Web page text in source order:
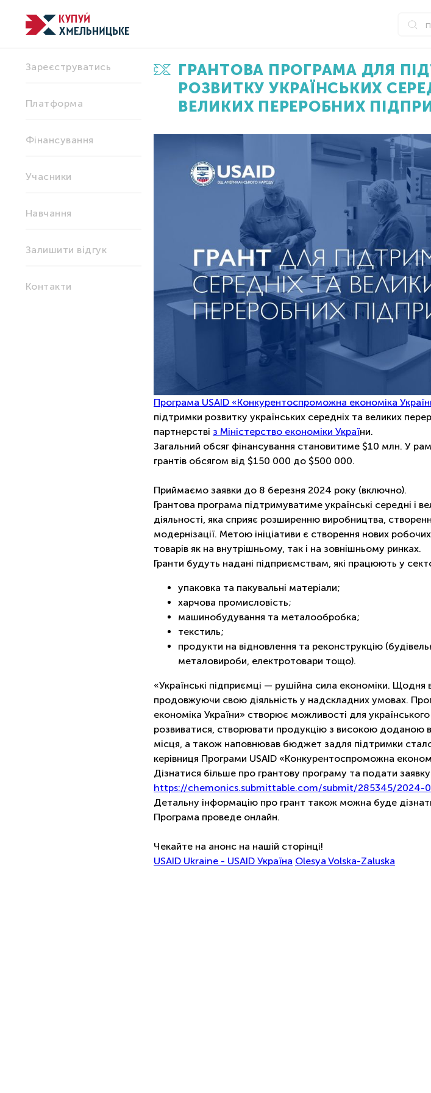
Зареєструватись
Платформа
Фінансування
Учасники
Навчання
Залишити відгук
Контакти
ГРАНТОВА ПРОГРАМА ДЛЯ
РОЗВИТКУ УКРАЇНСЬКИХ
ВЕЛИКИХ ПЕРЕРОБНИХ
Програма USAID «Конкурентоспроможна економіка
підтримки розвитку українських середніх та великих
партнерстві з Міністерство економіки України.
Загальний обсяг фінансування становитиме $10 млн. У
грантів обсягом від $150 000 до $500 000.
Приймаємо заявки до 8 березня 2024 року (включно).
Грантова програма підтримуватиме українські середні і
діяльності, яка сприяє розширенню виробництва,
модернізації. Метою ініціативи є створення нових
товарів як на внутрішньому, так і на зовнішньому ринках.
Гранти будуть надані підприємствам, які працюють у
упаковка та пакувальні матеріали;
харчова промисловість;
машинобудування та металообробка;
текстиль;
продукти на відновлення та реконструкцію
металовироби, електротовари тощо).
«Українські підприємці — рушійна сила економіки. Щодня
продовжуючи свою діяльність у надскладних умовах.
економіка України» створює можливості для
розвиватися, створювати продукцію з високою доданою
місця, а також наповнював бюджет задля підтримки
керівниця Програми USAID «Конкурентоспроможна
Дізнатися більше про грантову програму та подати
https://chemonics.submittable.com/submit/285345/2024-
Детальну інформацію про грант також можна буде
Програма проведе онлайн.
Чекайте на анонс на нашій сторінці!
USAID Ukraine - USAID Україна Olesya Volska-Zaluska